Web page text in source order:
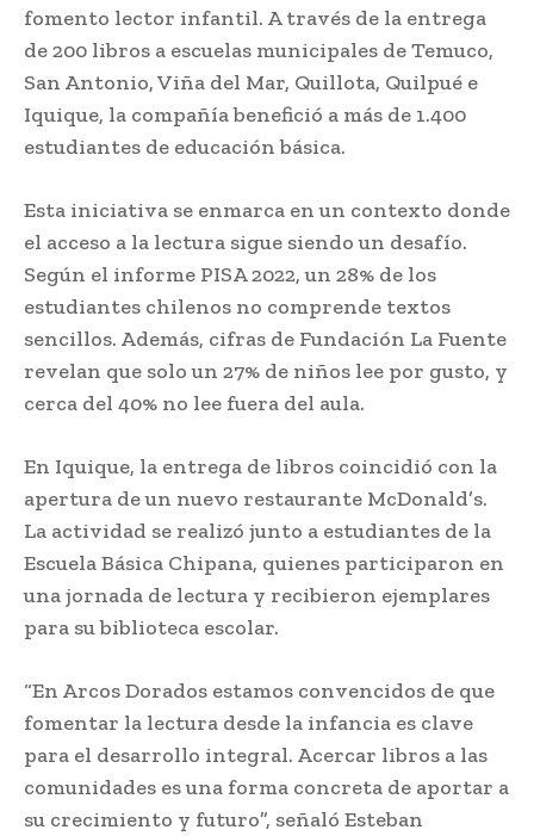
fomento lector infantil. A través de la entrega
de 200 libros a escuelas municipales de Temuco,
San Antonio, Viña del Mar, Quillota, Quilpué e
Iquique, la compañía benefició a más de 1.400
estudiantes de educación básica.
Esta iniciativa se enmarca en un contexto donde
el acceso a la lectura sigue siendo un desafío.
Según el informe PISA 2022, un 28% de los
estudiantes chilenos no comprende textos
sencillos. Además, cifras de Fundación La Fuente
revelan que solo un 27% de niños lee por gusto, y
cerca del 40% no lee fuera del aula.
En Iquique, la entrega de libros coincidió con la
apertura de un nuevo restaurante McDonald’s.
La actividad se realizó junto a estudiantes de la
Escuela Básica Chipana, quienes participaron en
una jornada de lectura y recibieron ejemplares
para su biblioteca escolar.
“En Arcos Dorados estamos convencidos de que
fomentar la lectura desde la infancia es clave
para el desarrollo integral. Acercar libros a las
comunidades es una forma concreta de aportar a
su crecimiento y futuro”, señaló Esteban